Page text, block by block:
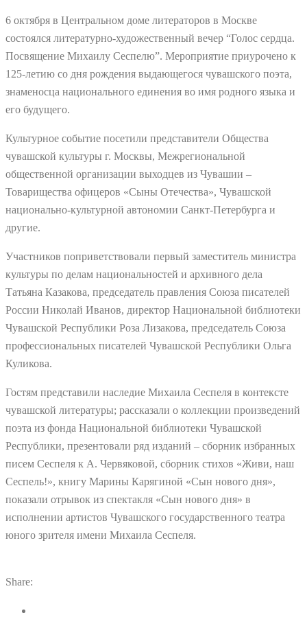
6 октября в Центральном доме литераторов в Москве
состоялся литературно-художественный вечер “Голос сердца.
Посвящение Михаилу Сеспелю”. Мероприятие приурочено к
125-летию со дня рождения выдающегося чувашского поэта,
знаменосца национального единения во имя родного языка и
его будущего.
Культурное событие посетили представители Общества
чувашской культуры г. Москвы, Межрегиональной
общественной организации выходцев из Чувашии –
Товарищества офицеров «Сыны Отечества», Чувашской
национально-культурной автономии Санкт-Петербурга и
другие.
Участников поприветствовали первый заместитель министра
культуры по делам национальностей и архивного дела
Татьяна Казакова, председатель правления Союза писателей
России Николай Иванов, директор Национальной библиотеки
Чувашской Республики Роза Лизакова, председатель Союза
профессиональных писателей Чувашской Республики Ольга
Куликова.
Гостям представили наследие Михаила Сеспеля в контексте
чувашской литературы; рассказали о коллекции произведений
поэта из фонда Национальной библиотеки Чувашской
Республики, презентовали ряд изданий – сборник избранных
писем Сеспеля к А. Червяковой, сборник стихов «Живи, наш
Сеспель!», книгу Марины Карягиной «Сын нового дня»,
показали отрывок из спектакля «Сын нового дня» в
исполнении артистов Чувашского государственного театра
юного зрителя имени Михаила Сеспеля.
Share: